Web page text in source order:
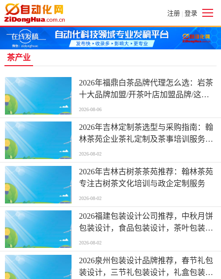
注册 | 登录
茶产业
2026年福鼎白茶品牌代理怎么选：岩茶
十大品牌加盟/开茶叶店加盟品牌/这份
招商加盟参考指南请收好
2026-08-06
2026年吉林定制茶选型与采购指南：翰
林茶苑企业茶礼定制及茶事培训服务解
析
2026-08-02
2026年吉林古树茶茶苑推荐：翰林茶苑
专注古树茶文化培训与政企定制服务
2026-08-02
2026福建包装设计公司推荐，中秋月饼
包装设计，食品包装设计，茶叶包装设
计，礼盒包装设计，三节礼包装设计公
司优选指南！
2026-08-02
2026泉州包装设计品牌推荐，春节礼包
装设计，三节礼包装设计，礼盒包装设